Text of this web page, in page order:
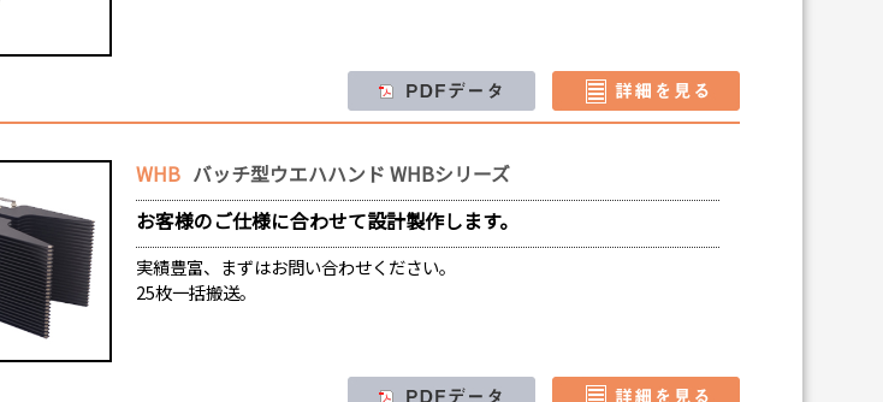
WHB バッチ型ウエハハンド WHBシリーズ
お客様のご仕様に合わせて設計製作します。
実績豊富、まずはお問い合わせください。
25枚一括搬送。